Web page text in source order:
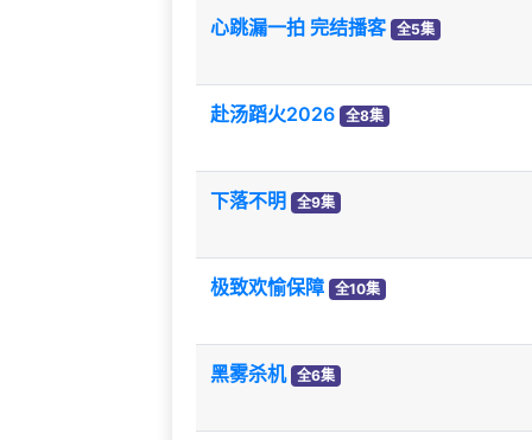
心跳漏一拍 完结播客 全5集
赴汤蹈火2026 全8集
下落不明 全9集
极致欢愉保障 全10集
黑雾杀机 全6集